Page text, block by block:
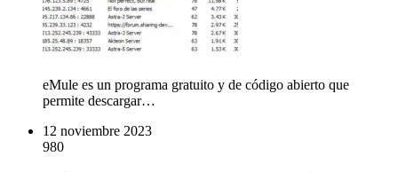
eMule es un programa gratuito y de código abierto que
permite descargar…
12 noviembre 2023
980